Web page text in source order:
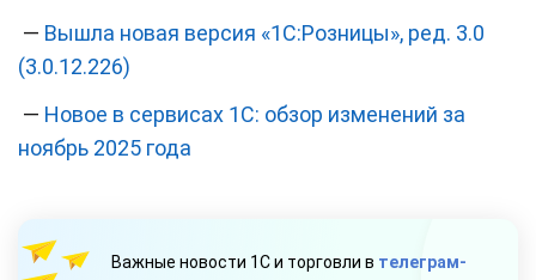
— Вышла новая версия «1С:Розницы», ред. 3.0
(3.0.12.226)
— Новое в сервисах 1С: обзор изменений за
ноябрь 2025 года
Важные новости 1С и торговли в телеграм-